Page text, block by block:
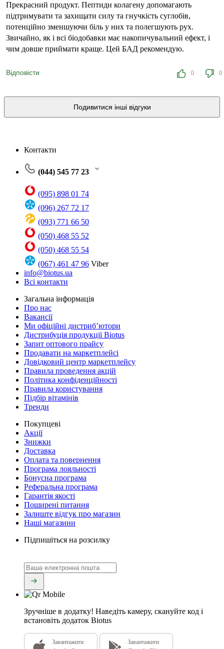
Прекрасний продукт. Пептиди колагену допомагають
підтримувати та захищати силу та гнучкість суглобів,
потенційно зменшуючи біль у них та полегшують рух.
Звичайно, як і всі біодобавки має накопичувальний ефект, і
чим довше приймати краще. Цей БАД рекомендую.
Відповісти 0 0
Подивитися інші відгуки
Контакти
(044) 545 77 23
(095) 898 01 74
(096) 267 72 17
(093) 771 66 50
(050) 468 55 52
(050) 468 55 54
(067) 461 47 96 Viber
info@biotus.ua
Всі контакти
Загальна інформація
Про нас
Вакансії
Ми офіційні дистриб’ютори
Дистрибуція продукції Biotus
Запит оптового прайсу
Продавати на маркетплейсі
Довідковий центр маркетплейсу
Правила проведення акцій
Політика конфіденційності
Правила користування
Підбір вітамінів
Тренди
Покупцеві
Акції
Знижки
Доставка
Оплата та повернення
Програма лояльності
Бонусна програма
Реферальна програма
Гарантія якості
Поширені питання
Залиште відгук про магазин
Наші магазини
Підпишіться на розсилку
Зручніше в додатку! Наведіть камеру, скануйте код і
встановіть додаток Biotus
Завантажити Завантажити